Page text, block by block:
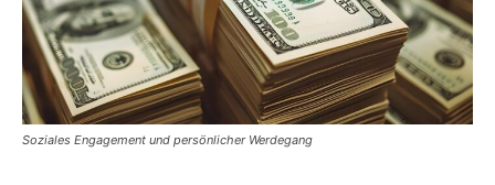
Soziales Engagement und persönlicher Werdegang